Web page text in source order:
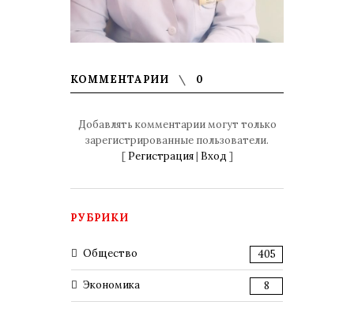
КОММЕНТАРИИ 0
Добавлять комментарии могут только
зарегистрированные пользователи.
[ Регистрация| Вход ]
РУБРИКИ
Общество 405
Экономика 8